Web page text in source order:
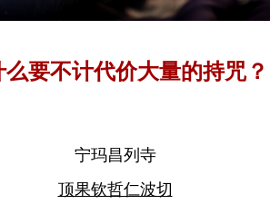
么要不计代价大量的持咒？
宁玛昌列寺
顶果钦哲仁波切